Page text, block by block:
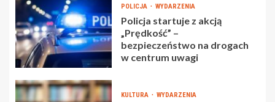
POLICJA WYDARZENIA
Policja startuje z akcją
„Prędkość” –
bezpieczeństwo na drogach
w centrum uwagi
KULTURA WYDARZENIA